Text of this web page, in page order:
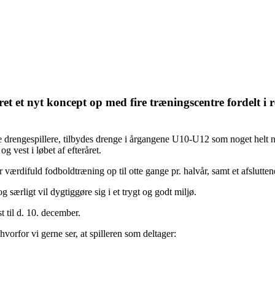
et nyt koncept op med fire træningscentre fordelt
drengespillere, tilbydes drenge i årgangene U10-U12 som noget
vest i løbet af efteråret.
fodboldtræning op til otte gange pr. halvår, samt et
særligt vil dygtiggøre sig i et trygt og godt miljø.
til d. 10. december.
vi gerne ser, at spilleren som deltager: